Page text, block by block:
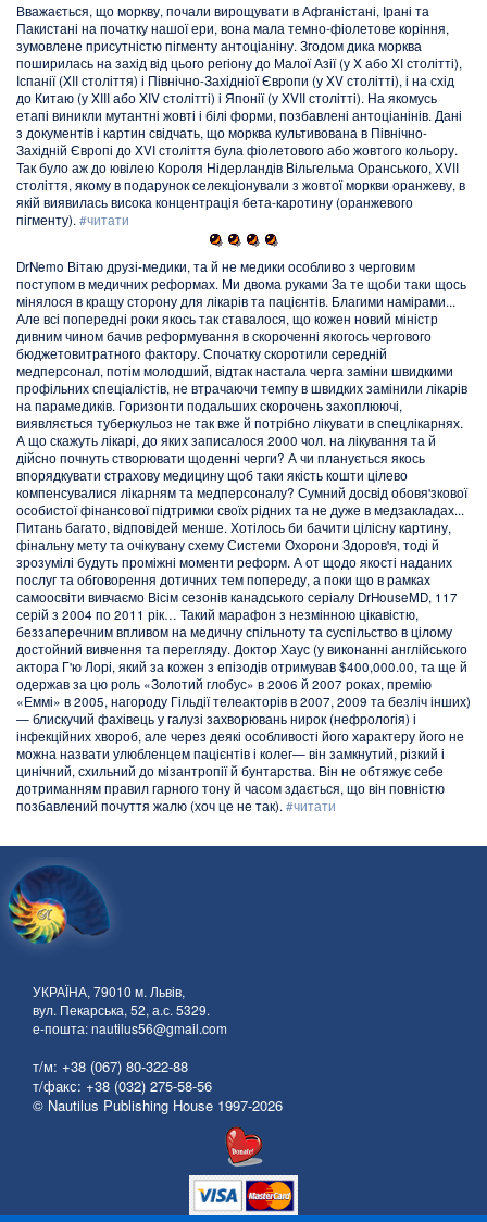
Вважається, що моркву, почали вирощувати в Афганістані, Ірані та
Пакистані на початку нашої ери, вона мала темно-фіолетове коріння,
зумовлене присутністю пігменту антоціаніну. Згодом дика морква
поширилась на захід від цього регіону до Малої Азії (у X або XI столітті),
Іспанії (XII століття) і Північно-Західніої Європи (у XV столітті), і на схід
до Китаю (у XIII або XIV столітті) і Японії (у XVII столітті). На якомусь
етапі виникли мутантні жовті і білі форми, позбавлені антоціанінів. Дані
з документів і картин свідчать, що морква культивована в Північно-
Західній Європі до XVI століття була фіолетового або жовтого кольору.
Так було аж до ювілею Короля Нідерландів Вільгельма Оранського, XVIІ
століття, якому в подарунок селекціонували з жовтої моркви оранжеву, в
якій виявилась висока концентрація бета-каротину (оранжевого
пігменту). #читати
DrNemo Вітаю друзі-медики, та й не медики особливо з черговим
поступом в медичних реформах. Ми двома руками За те щоби таки щось
мінялося в кращу сторону для лікарів та пацієнтів. Благими намірами...
Але всі попередні роки якось так ставалося, що кожен новий міністр
дивним чином бачив реформування в скороченні якогось чергового
бюджетовитратного фактору. Спочатку скоротили середній
медперсонал, потім молодший, відтак настала черга заміни швидкими
профільних спеціалістів, не втрачаючи темпу в швидких замінили лікарів
на парамедиків. Горизонти подальших скорочень захоплюючі,
виявляється туберкульоз не так вже й потрібно лікувати в спецлікарнях.
А що скажуть лікарі, до яких записалося 2000 чол. на лікування та й
дійсно почнуть створювати щоденні черги? А чи планується якось
впорядкувати страхову медицину щоб таки якість кошти цілево
компенсувалися лікарням та медперсоналу? Сумний досвід обовя'зкової
особистої фінансової підтримки своїх рідних та не дуже в медзакладах...
Питань багато, відповідей менше. Хотілось би бачити цілісну картину,
фінальну мету та очікувану схему Системи Охорони Здоров'я, тоді й
зрозумілі будуть проміжні моменти реформ. А от щодо якості наданих
послуг та обговорення дотичних тем попереду, а поки що в рамках
самоосвіти вивчаємо Вісім сезонів канадського серіалу DrHouseMD, 117
серій з 2004 по 2011 рік… Такий марафон з незмінною цікавістю,
беззаперечним впливом на медичну спільноту та суспільство в цілому
достойний вивчення та перегляду. Доктор Хаус (у виконанні англійського
актора Г'ю Лорі, який за кожен з епізодів отримував $400,000.00, та ще й
одержав за цю роль «Золотий глобус» в 2006 й 2007 роках, премію
«Еммі» в 2005, нагороду Гільдії телеакторів в 2007, 2009 та безліч інших)
— блискучий фахівець у галузі захворювань нирок (нефрологія) і
інфекційних хвороб, але через деякі особливості його характеру його не
можна назвати улюбленцем пацієнтів і колег— він замкнутий, різкий і
цинічний, схильний до мізантропії й бунтарства. Він не обтяжує себе
дотриманням правил гарного тону й часом здається, що він повністю
позбавлений почуття жалю (хоч це не так). #читати
УКРАЇНА, 79010 м. Львів,
вул. Пекарська, 52, а.с. 5329.
е-пошта: nautilus56@gmail.com
т/м: +38 (067) 80-322-88
т/факс: +38 (032) 275-58-56
© Nautilus Publishing House 1997-2026